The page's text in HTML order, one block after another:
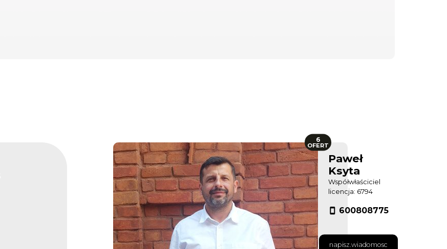
Paweł
Ksyta
Współwłaściciel
licencja: 6794
600808775
napisz.wiadomosc
6
OFERT